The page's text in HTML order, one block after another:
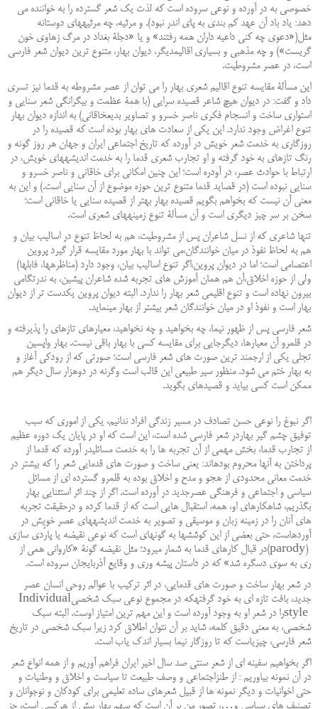
خصوصی به در آورده و نوعی سروده است که لذت یک شعر گسترده را به خواننده می
‏دهد: یاد باد آن عهد کم بندی به پای اندر نبود). و مرثیه، چه مرثیه‏های دوستانه
مثل(«دعوی چه کنی داعیه داران همه رفتند» و یا «دجلۀ بغداد در مرگ زهاوی خون
گریست») و چه مذهبی و بسیاری اقالیم‏دیگر، دیوان بهار، متنوع ‏ترین دیوان شعر فارسی
است، در عصر مشروطیت.
این مسألۀ مقایسه تنوع اقالیم شعری بهار را می ‏توان از عصر مشروطه به قدما نیز تسری
داد و گفت: در دیوان هیچ شاعر قصیده سرایی (با همۀ عظمت و بیگرانگی شعر سنایی و
استواری ساخت و انسجام فکری ناصر خسرو و تصاویر بدیع‏خاقانی) به اندازه دیوان بهار
تنوع اغراض وجود ندارد. این یکی از سعادت ‏های بهار بوده است که قصیده را در
روزگاری به خدمت شعر خویش در آورده که تاریخ اجتماعی ایران و جهان هر روز گونه و
رنگ تازه‏ای به خود گرفته ‏و او تجارب شعری قدما را به خدمت اندیشه‏های خویش، در
ارتباط با حوادث عصر، در آودره است؛ این چنین امکانی ‏برای خاقانی و ناصر خسرو و
سنایی نبوده است (در قصاید قدما متنوع ‏ترین حوزه موضوع از آن سنایی است.) و این به
‏معنی آن نیست که بخواهم بگویم قصیده بهار بهتر از قصیده سنایی یا خاقانی است؛
سخن بر سر چیز دیگری است و آن مسألۀ تنوع زمینه‏های شعری است.
تنها شاعری که از نسل شاعران پس از مشروطیت، هم به لحاظ تنوع در اسالیب بیان و
هم به لحاظ نفوذ در میان ‏خوانندگان،می ‏تواند با بهار مورد مقایسه قرار گیرد پروین
اعتصامی است؛ اما در دیوان پروین،اگر تنوع اسالیب بیان، وجود دارد (مناظره‏ها، فابل‏ها)
ولی از حوزه اخلاق،آن هم همان آموزش ‏های تجربه شده شاعران پیشین، به ندرت‏گامی
بیرون نهاده است و تنوع اقلیمی شعر بهار را ندارد. البته دیوان پروین یکدست ‏تر از دیوان
بهار است و نفوذ او در میان خوانندگان شعر بیشتر از بهار می‏نماید.
شعر فارسی پس از ظهور نیما، چه بخواهید و چه نخواهید، معیارهای تازه‏ای را پذیرفته و
در قلمرو آن معیارها، دیگرجایی برای مقایسه کسی با بهار باقی نیست. بهار واپسین
تجلی یکی از ارجمند ترین صورت ‏های شعر فارسی است؛ صورتی که از رودکی آغاز و
به بهار ختم می ‏شود. منظور سیر طبیعی این قالب است وگرنه در دوهزار سال دیگر هم
‏ممکن است کسی بیاید و قصیده‏ای بگوید.
اگر نبوغ را نوعی حسن تصادف در مسیر زندگی افراد ندانیم، یکی از اموری که سبب
توفیق چشم گیر بهاردر شعر فارسی ‏شده است، این است که او در پایان یک دوره عظیم
از تجارب قدما، بخش مهمی از آن تجربه ‏ها را به خدمت مسائلی‏در آورده که قدما از
پرداختن به آنها محروم بوده‏اند: یعنی ساخت و صورت ‏های قدمایی شعر را که بیشتر در
خدمت معانی محدودی از هجو و مدح و اخلاق بوده به قلمرو گسترده ‏ای از مسائل
سیاسی و اجتماعی و فرهنگی عصرجدید در آورده است. اگر از چند اثر استثنایی بهار
بگذریم، شاهکارهای او، همه، استقبال هایی است که از قدما کرده و درحقیقت تجربه‏
های آنان را در زمینه زبان و موسیقی و تصویر به خدمت اندیشه‏های عصر خویش در
آورده‏است، حتی بعضی از این کوششها به گونه‏ای است که نوعی نقیضه یا پارُدی سازی
(parody)در قبال کارهای قدما به ‏شمار می‏رود؛ مثل نقیضه گونۀ «کاروانی همی از
ری به سوی دسگره شد» که در داستان پیشه وری و وقایع آذربایجان ‏سروده است.
در شعر بهار ساخت و صورت ‏های قدمایی، در اثر ترکیب با عوالم روحی انسان عصر
جدید، بافت تازه ‏ای به خود گرفته‏که در مجموع نوعی سبک شخصیIndividual
styleرا در شعر او به وجود آورده است و این مهم ‏ترین امتیاز اوست. البته ‏سبک
شخصی، به معنی دقیق کلمه، شاید بر آن نتوان اطلاق کرد زیرا سبک شخصی در تاریخ
شعر فارسی، چیزی‏است که تا روزگار نیما بسیار اندک یاب است.
اگر بخواهیم سفینه ‏ای از شعر سنتی صد سال اخیر ایران فراهم آوریم و از همه انواع شعر
در آن نمونه بیاوریم : از طنزاجتماعی و وصف طبیعت تا سیاست و اخلاق و وطنیات و
حتی اخوانیات و دیگر نمونه ‏ها از قبیل شعرهای ساده ‏تعلیمی برای کودکان و نوجوانان و
تصنیف ‏های سیاسی و…، تصور من بر آن است که سهم بهار بیش از هرکسی ‏است، جز